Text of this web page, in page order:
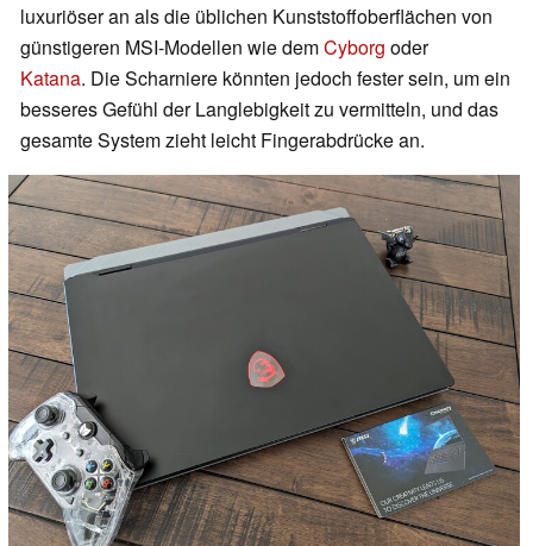
luxuriöser an als die üblichen Kunststoffoberflächen von
günstigeren MSI-Modellen wie demCyborg oder
Katana. Die Scharniere könnten jedoch fester sein, um ein
besseres Gefühl der Langlebigkeit zu vermitteln, und das
gesamte System zieht leicht Fingerabdrücke an.